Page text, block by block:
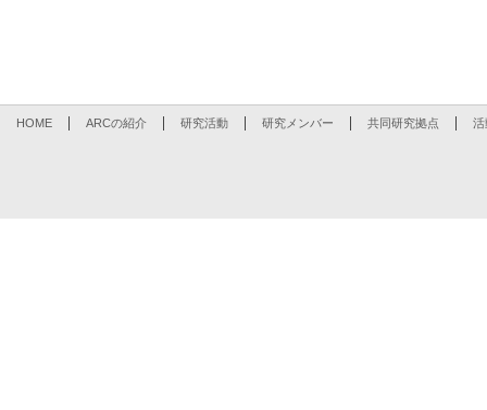
HOME ARCの紹介 研究活動 研究メンバー 共同研究拠点 活